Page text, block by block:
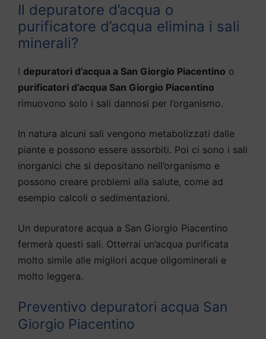
Il depuratore d’acqua o
purificatore d’acqua elimina i sali
minerali?
I depuratori d’acqua a San Giorgio Piacentino o
purificatori d’acqua San Giorgio Piacentino
rimuovono solo i sali dannosi per l’organismo.
In natura alcuni sali vengono metabolizzati dalle
piante e possono essere assorbiti. Poi ci sono i sali
inorganici che si depositano nell’organismo e
possono creare problemi alla salute, come ad
esempio calcoli o sedimentazioni.
Un depuratore acqua a San Giorgio Piacentino
fermerà questi sali. Otterrai un’acqua purificata
molto simile alle migliori acque oligominerali e
molto leggera.
Preventivo depuratori acqua San
Giorgio Piacentino